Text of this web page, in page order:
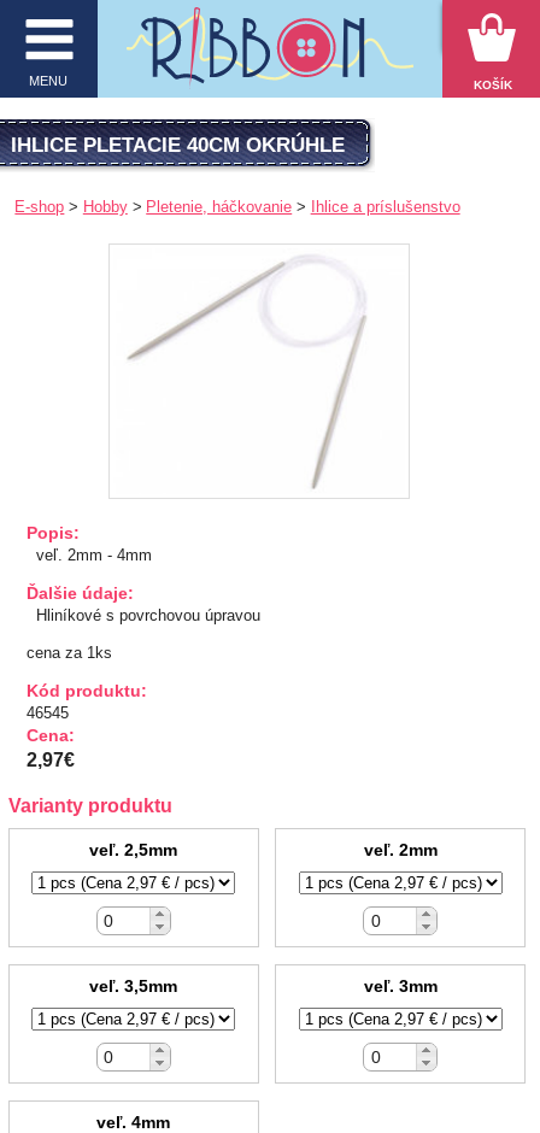
VYHĽADÁVANIE
MENU
O firme
Obchodné podmienky
Aplikácie
Bižutérny kútik
Burda strihy
Hobby
MENU KOŠÍK
IHLICE PLETACIE 40CM OKRÚHLE
E-shop Hobby Pletenie, háčkovanie Ihlice a príslušenstvo
Popis:
veľ. 2mm - 4mm
Ďalšie údaje:
Hliníkové s povrchovou úpravou
cena za 1ks
Kód produktu:
46545
Cena:
2,97€
Varianty produktu
veľ. 2,5mm veľ. 2mm
veľ. 3,5mm veľ. 3mm
veľ. 4mm